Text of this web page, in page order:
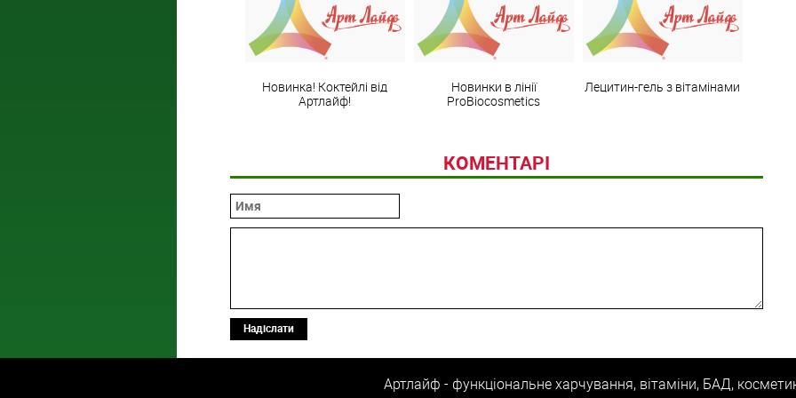
Новинка! Коктейлі від
Артлайф!
Новинки в лінії
ProBiocosmetics
Лецитин-гель з вітамінами
КОМЕНТАРІ
Надіслати
Артлайф - функціональне харчування, вітаміни, БАД,